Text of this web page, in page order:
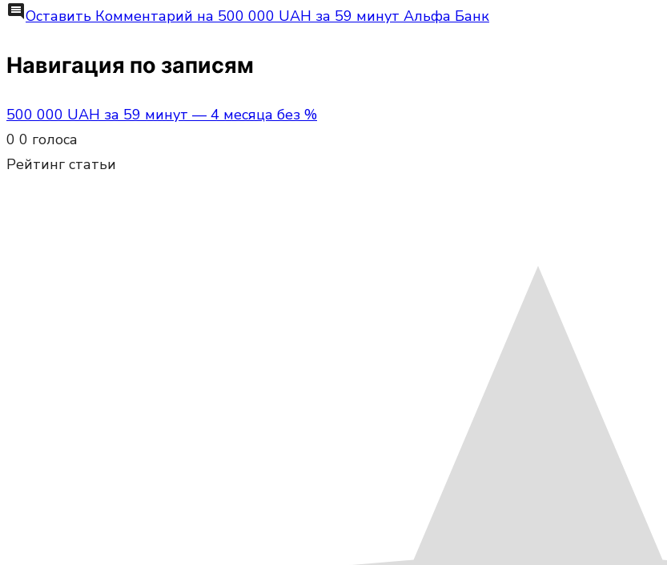
commentОставить Комментарий на 500 000 UAH за 59 минут Альфа Банк
Навигация по записям
500 000 UAH за 59 минут — 4 месяца без %
0 0 голоса
Рейтинг статьи